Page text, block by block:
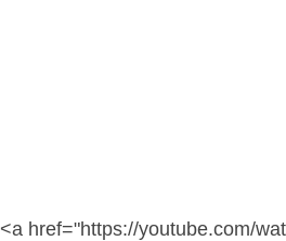
<a href="https://youtube.com/